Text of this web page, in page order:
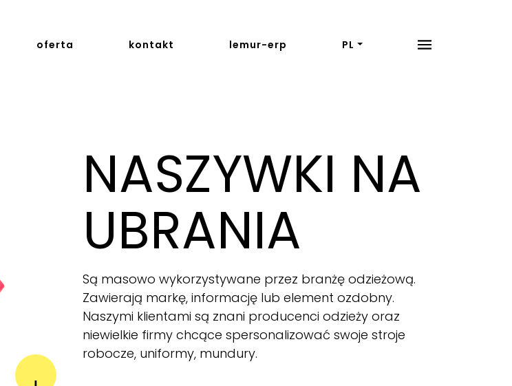
oferta kontakt lemur-erp PL
NASZYWKI NA
UBRANIA
Są masowo wykorzystywane przez branżę odzieżową.
Zawierają markę, informację lub element ozdobny.
Naszymi klientami są znani producenci odzieży oraz
niewielkie firmy chcące spersonalizować swoje stroje
robocze, uniformy, mundury.